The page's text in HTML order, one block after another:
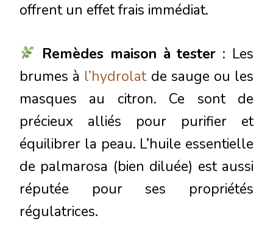
offrent un effet frais immédiat.
Remèdes maison à tester : Les
brumes à l’hydrolatde sauge ou les
masques au citron. Ce sont de
précieux alliés pour purifier et
équilibrer la peau. L’huile essentielle
de palmarosa (bien diluée) est aussi
réputée pour ses propriétés
régulatrices.